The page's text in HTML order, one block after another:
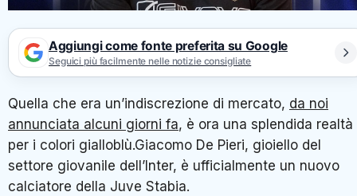
Aggiungi come fonte preferita su Google
Seguici più facilmente nelle notizie consigliate
Quella che era un’indiscrezione di mercato, da noi
annunciata alcuni giorni fa, è ora una splendida realtà
per i colori gialloblù.Giacomo De Pieri, gioiello del
settore giovanile dell’Inter, è ufficialmente un nuovo
calciatore della Juve Stabia.